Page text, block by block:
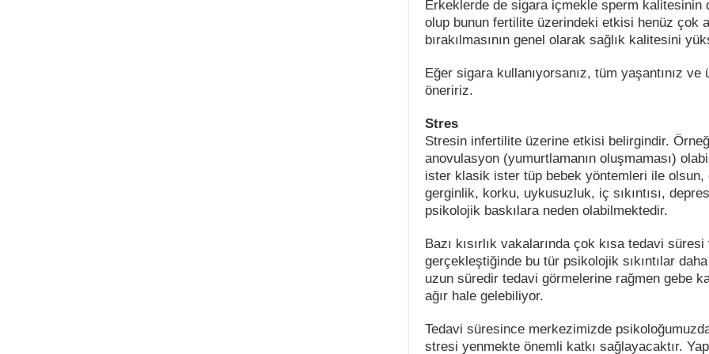
Erkeklerde de sigara içmekle sperm
olup bunun fertilite üzerindeki etkisi henüz çok
bırakılmasının genel olarak sağlık kalitesini
Eğer sigara kullanıyorsanız, tüm yaşantınız ve
öneririz.
Stres
Stresin infertilite üzerine etkisi belirgindir.
anovulasyon (yumurtlamanın oluşmaması)
ister klasik ister tüp bebek yöntemleri ile
gerginlik, korku, uykusuzluk, iç sıkıntısı,
psikolojik baskılara neden olabilmektedir.
Bazı kısırlık vakalarında çok kısa tedavi
gerçekleştiğinde bu tür psikolojik sıkıntılar
uzun süredir tedavi görmelerine rağmen gebe
ağır hale gelebiliyor.
Tedavi süresince merkezimizde
stresi yenmekte önemli katkı sağlayacaktır.